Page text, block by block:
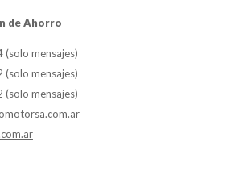
de Ahorro
mensajes)
mensajes)
mensajes)